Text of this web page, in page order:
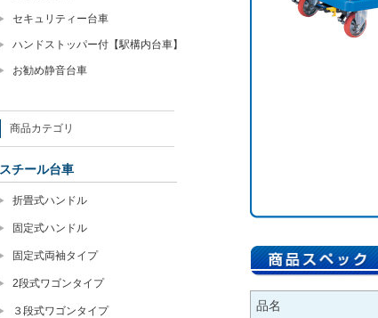
品名
セキュリティー台車
ハンドストッパー付【駅構内台車】
お勧め静音台車
商品カテゴリ
スチール台車
折畳式ハンドル
固定式ハンドル
固定式両袖タイプ
2段式ワゴンタイプ
３段式ワゴンタイプ